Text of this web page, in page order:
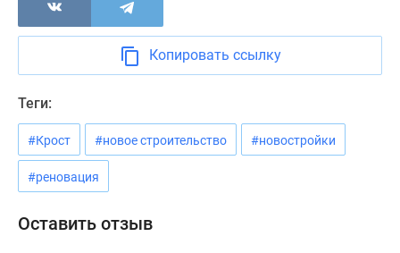
новостроек
Эксперты
авторы
проекте
Контакты
Реклама
Копировать ссылку
Теги:
#Крост #новое строительство #новостройки
#реновация
Оставить отзыв